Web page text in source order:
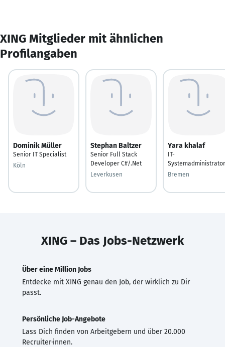
XING Mitglieder mit ähnlichen
Profilangaben
Dominik Müller
Senior IT Specialist
Köln
Stephan Baltzer
Senior Full Stack
Developer C#/.Net
Leverkusen
Yara khalaf
IT-
Systemadministrator
Bremen
XING – Das Jobs-Netzwerk
Über eine Million Jobs
Entdecke mit XING genau den Job, der wirklich zu Dir
passt.
Persönliche Job-Angebote
Lass Dich finden von Arbeitgebern und über 20.000
Recruiter·innen.